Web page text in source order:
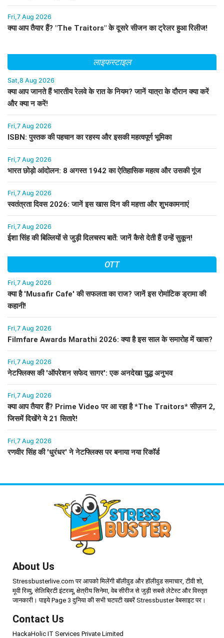
Fri,7 Aug 2026
क्या आप तैयार हैं? "The Traitors" के दूसरे सीजन का ट्रेलर हुआ रिलीज!
लाइफस्टाइल
Sat,8 Aug 2026
क्या आप जानते हैं भारतीय रेलवे के रात के नियम? जानें यात्रा के दौरान क्या करें
और क्या न करें!
Fri,7 Aug 2026
ISBN: पुस्तक की पहचान का रहस्य और इसकी महत्वपूर्ण भूमिका
Fri,7 Aug 2026
भारत छोड़ो आंदोलन: 8 अगस्त 1942 का ऐतिहासिक महत्व और उसकी गूंज
Fri,7 Aug 2026
स्वतंत्रता दिवस 2026: जानें इस खास दिन की महत्ता और शुभकामनाएं
Fri,7 Aug 2026
ईशा सिंह की बिल्लियों से जुड़ी दिलचस्प बातें: जानें कैसे देती हैं उन्हें सुकून!
OTT
Fri,7 Aug 2026
क्या है 'Musafir Cafe' की सफलता का राज? जानें इस रोमांटिक ड्रामा की
कहानी!
Fri,7 Aug 2026
Filmfare Awards Marathi 2026: क्या है इस साल के समारोह में खास?
Fri,7 Aug 2026
नेटफ्लिक्स की 'ऑपरेशन सफेद सागर': एक अनदेखा युद्ध अनुभव
Fri,7 Aug 2026
क्या आप तैयार हैं? Prime Video पर आ रहा है *The Traitors* सीज़न 2,
जिसमें दिखेंगे ये 21 सितारे!
Fri,7 Aug 2026
रणवीर सिंह की 'धुरंधर' ने नेटफ्लिक्स पर बनाया नया रिकॉर्ड
About Us
Stressbusterlive.com पर आपको मिलेंगी बॉलीवुड और हॉलीवुड समाचार, टीवी शो,
मूवी रिव्यु, सेलिब्रिटी इंटरव्यू, क्षेत्रीय सिनेमा, वेब सीरीज से जुड़ी सबसे लेटेस्ट और विस्तृत
जानकारी। पाइये Page 3 दुनिया की सभी चटपटी खबरें Stressbuster वेबसाइट पर।
Contact Us
HackaHolic IT Services Private Limited